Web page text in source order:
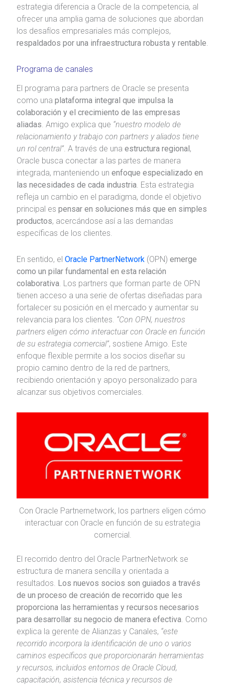
estrategia diferencia a Oracle de la competencia, al
ofrecer una amplia gama de soluciones que abordan
los desafíos empresariales más complejos,
respaldados por una infraestructura robusta y rentable
Programa de canales
El programa para partners de Oracle se presenta
como una plataforma integral que impulsa la
colaboración y el crecimiento de las empresas
aliadas. Amigo explica que “nuestro modelo de
relacionamiento y trabajo con partners y aliados tiene
un rol central”. A través de una estructura regional ,
Oracle busca conectar a las partes de manera
integrada, manteniendo un enfoque especializado en
las necesidades de cada industria. Esta estrategia
refleja un cambio en el paradigma, donde el objetivo
principal es pensar en soluciones más que en simples
productos, acercándose así a las demandas
específicas de los clientes.
En sentido, el Oracle PartnerNetwork(OPN) emerge
como un pilar fundamental en esta relación
colaborativa. Los partners que forman parte de OPN
tienen acceso a una serie de ofertas diseñadas para
fortalecer su posición en el mercado y aumentar su
relevancia para los clientes. “Con OPN, nuestros
partners eligen cómo interactuar con Oracle en función
de su estrategia comercial”, sostiene Amigo. Este
enfoque flexible permite a los socios diseñar su
propio camino dentro de la red de partners,
recibiendo orientación y apoyo personalizado para
alcanzar sus objetivos comerciales.
Con Oracle Partnernetwork, los partners eligen cómo
interactuar con Oracle en función de su estrategia
comercial.
El recorrido dentro del Oracle PartnerNetwork se
estructura de manera sencilla y orientada a
resultados. Los nuevos socios son guiados a través
de un proceso de creación de recorrido que les
proporciona las herramientas y recursos necesarios
para desarrollar su negocio de manera efectiva. Como
explica la gerente de Alianzas y Canales, “este
recorrido incorpora la identificación de uno o varios
caminos específicos que proporcionarán herramientas
y recursos, incluidos entornos de Oracle Cloud,
capacitación, asistencia técnica y recursos de